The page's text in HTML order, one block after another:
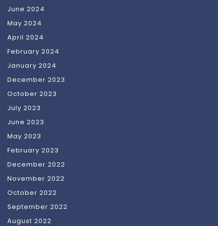
June 2024
May 2024
April 2024
February 2024
January 2024
December 2023
October 2023
July 2023
June 2023
May 2023
February 2023
December 2022
November 2022
October 2022
September 2022
August 2022